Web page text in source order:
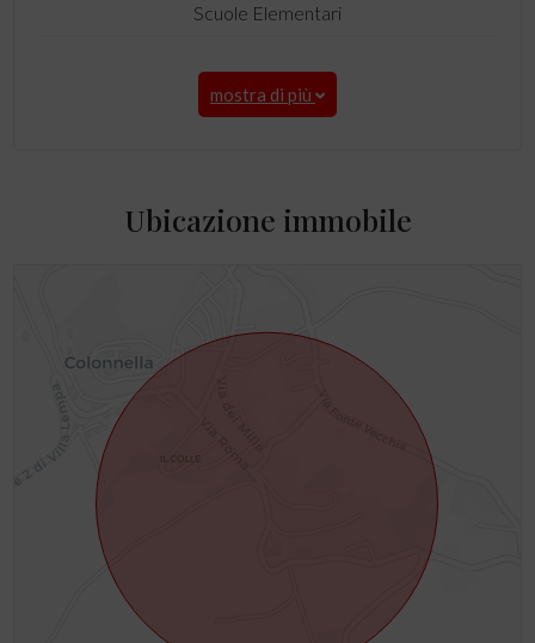
Scuole Elementari
mostra di più
Ubicazione immobile